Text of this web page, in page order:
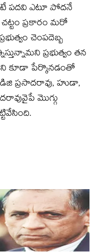
పదవి ఎటూ పోదనే
ప్రకారం మరో
చెంపదెబ్బ
ప్రభుత్వం తన
కూడా పేర్కొనడంతో
ప్రసాదరావు, హుడా,
మొగ్గు